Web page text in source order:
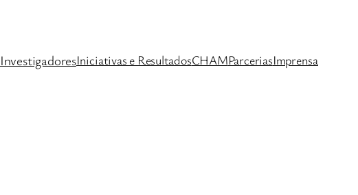
InvestigadoresIniciativas e ResultadosCHAMParceriasImprensa